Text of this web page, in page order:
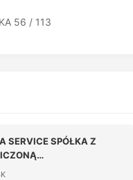
56 / 113
SERVICE SPÓŁKA Z